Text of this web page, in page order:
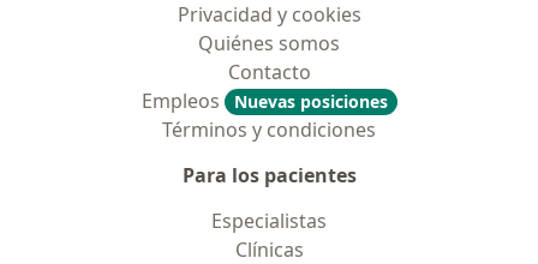
Privacidad y cookies
Quiénes somos
Contacto
Empleos
Nuevas posiciones
Términos y condiciones
Para los pacientes
Especialistas
Clínicas